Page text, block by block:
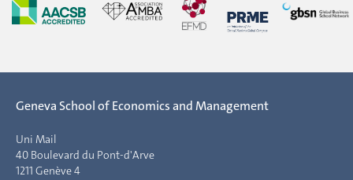
Geneva School of Economics and Management
Uni Mail
40 Boulevard du Pont-d'Arve
1211 Genève 4